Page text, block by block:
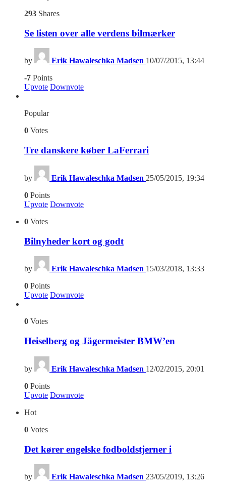
293 Shares
Se listen over alle verdens bilmærker
by Erik Hawaleschka Madsen 10/07/2015, 13:44
-7 Points
Upvote Downvote
Popular
0 Votes
Tre danskere køber LaFerrari
by Erik Hawaleschka Madsen 25/05/2015, 19:34
0 Points
Upvote Downvote
0 Votes
Bilnyheder kort og godt
by Erik Hawaleschka Madsen 15/03/2018, 13:33
0 Points
Upvote Downvote
0 Votes
Heiselberg og Jägermeister BMW’en
by Erik Hawaleschka Madsen 12/02/2015, 20:01
0 Points
Upvote Downvote
Hot
0 Votes
Det kører engelske fodboldstjerner i
by Erik Hawaleschka Madsen 23/05/2019, 13:26